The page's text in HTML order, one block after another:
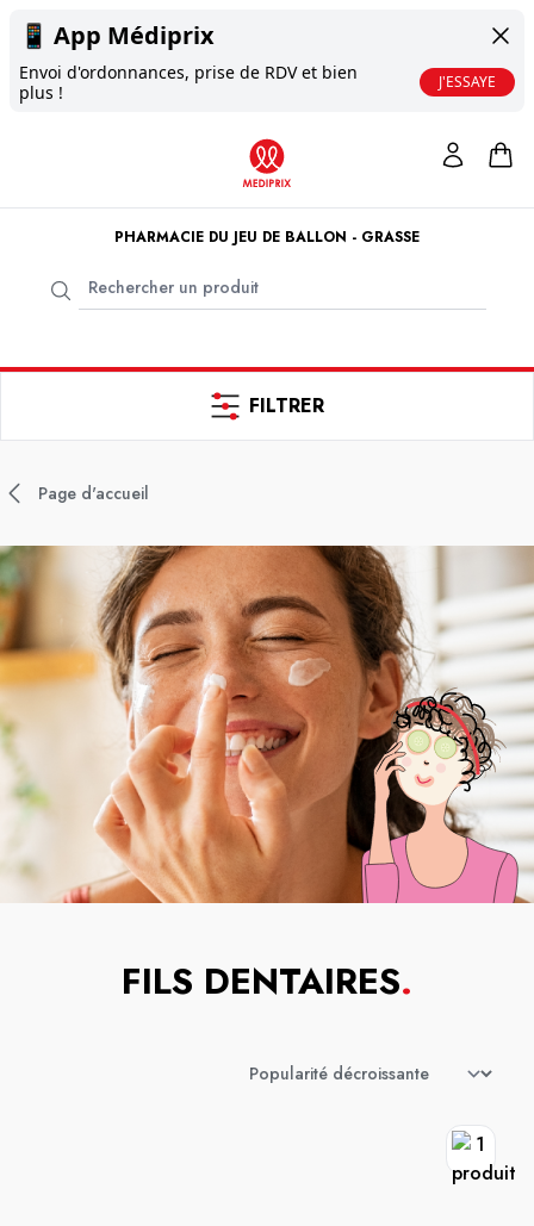
📱 App Médiprix
Envoi d'ordonnances, prise de RDV et bien
plus !
J'ESSAYE
PHARMACIE DU JEU DE BALLON - GRASSE
FILTRER
Page d'accueil
FILS DENTAIRES.